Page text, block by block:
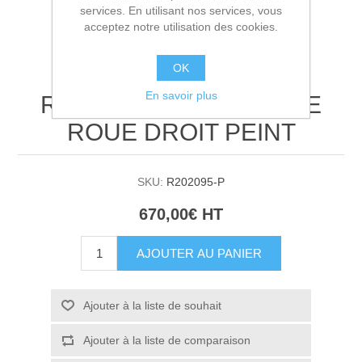
R202095-P - CARENAGE
ROUE DROIT PEINT
SKU: R202095-P
670,00€ HT
AJOUTER AU PANIER
Ajouter à la liste de souhait
Ajouter à la liste de comparaison
services. En utilisant nos services, vous
acceptez notre utilisation des cookies.
OK
En savoir plus